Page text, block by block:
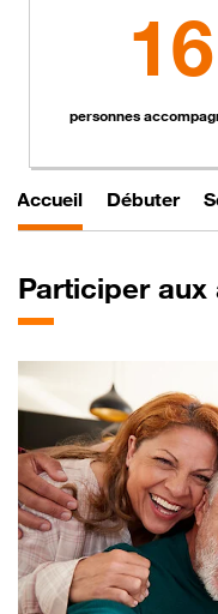
personnes
Accueil Débuter
Participeraux